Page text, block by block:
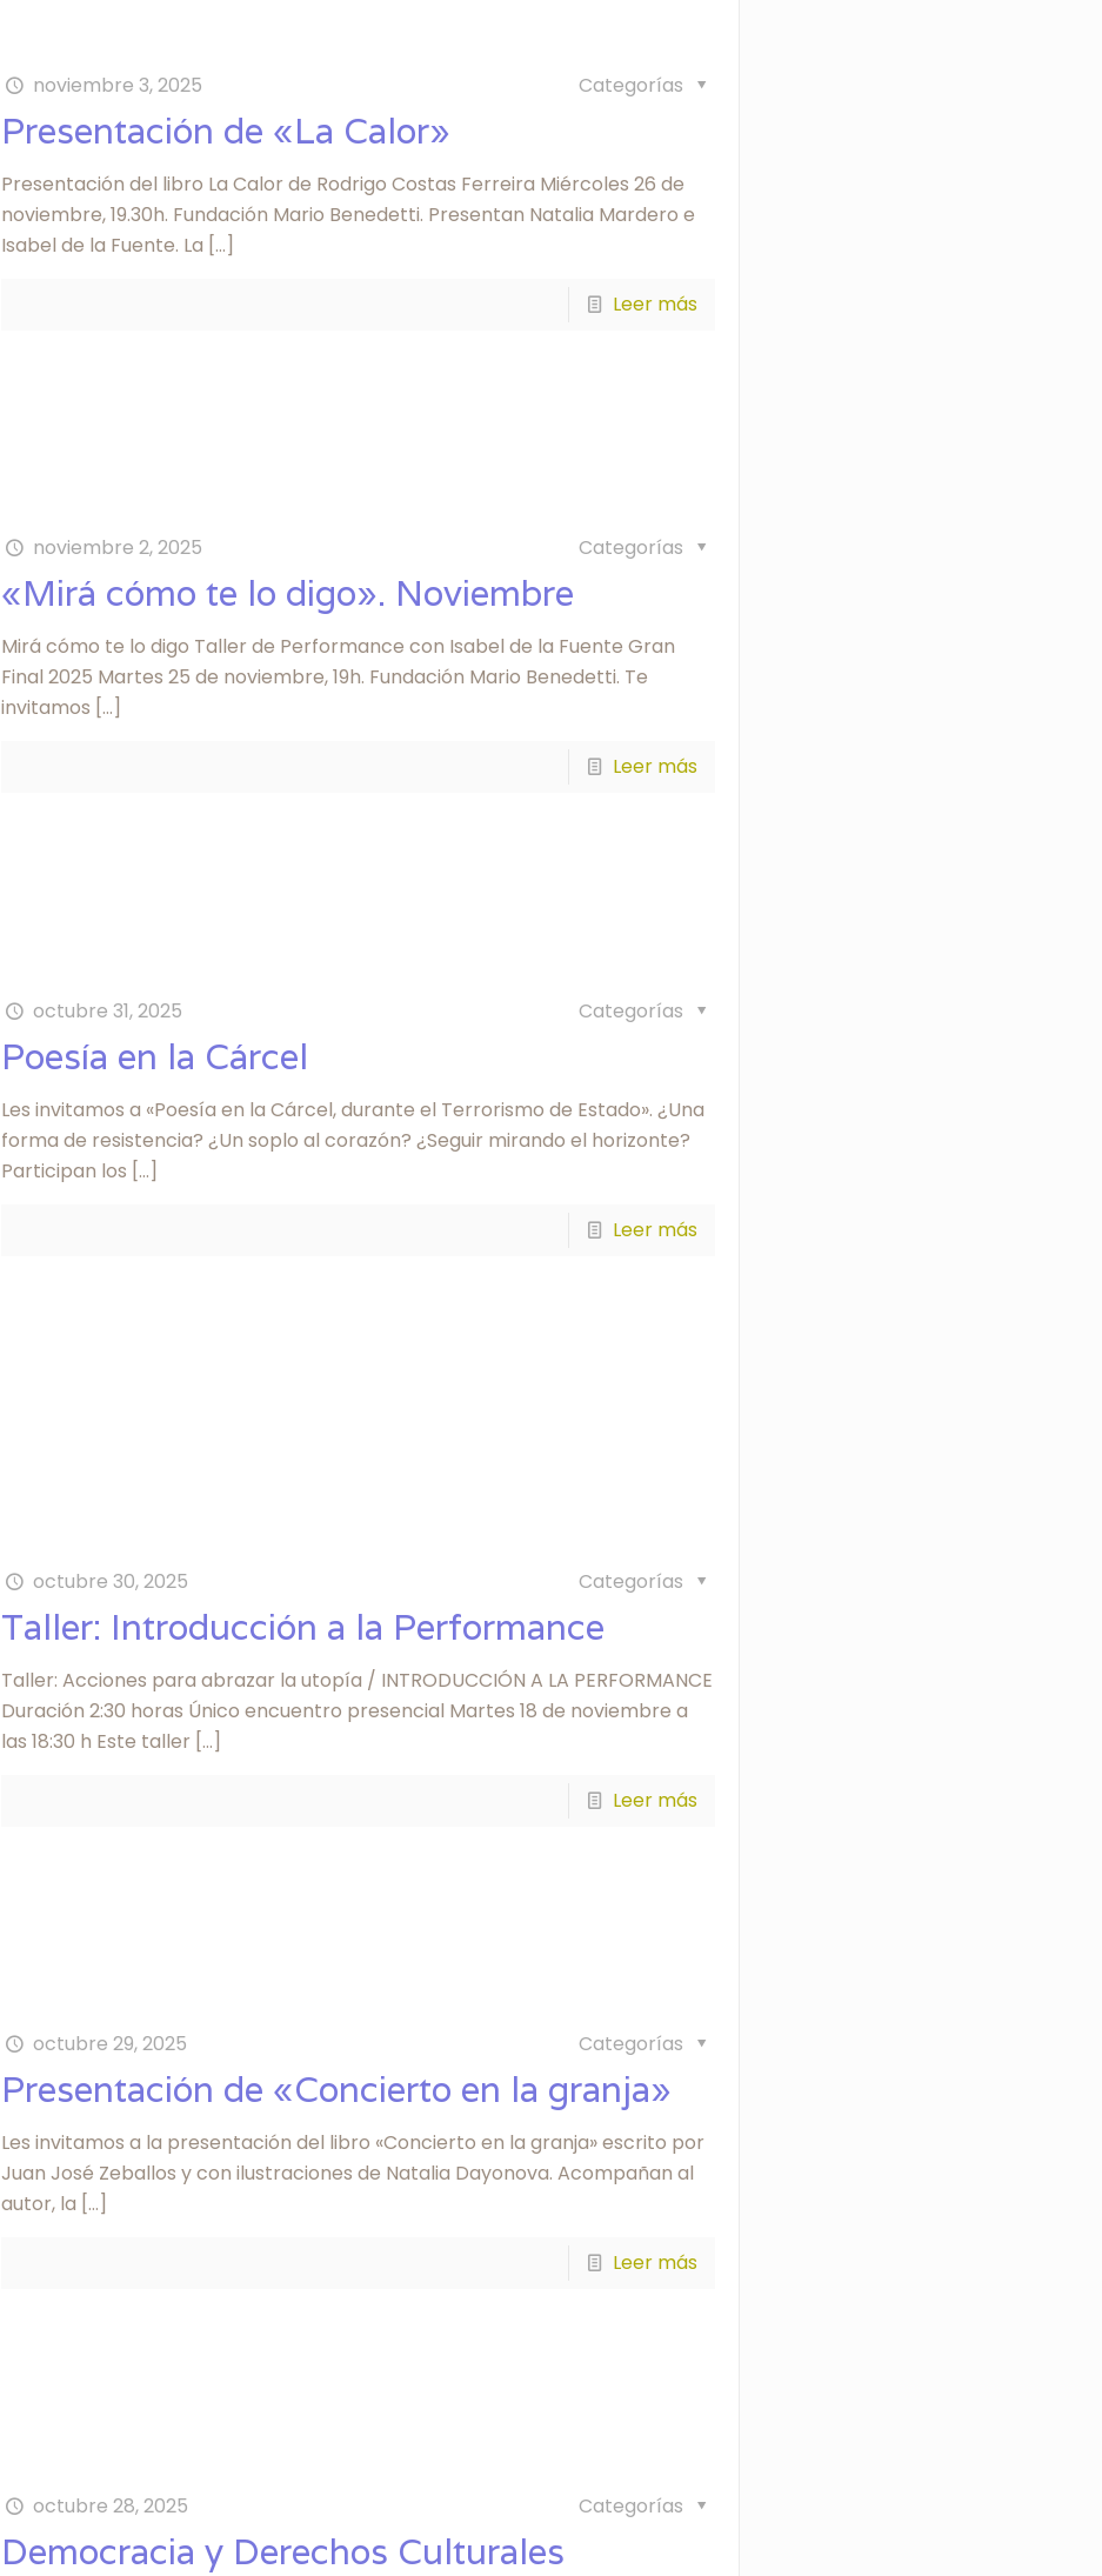
noviembre 3, 2025 Categorías
Presentación de «La Calor»
Presentación del libro La Calor de Rodrigo Costas Ferreira Miércoles 26 de
noviembre, 19.30h. Fundación Mario Benedetti. Presentan Natalia Mardero e
Isabel de la Fuente. La […]
Leer más
noviembre 2, 2025 Categorías
«Mirá cómo te lo digo». Noviembre
Mirá cómo te lo digo Taller de Performance con Isabel de la Fuente Gran
Final 2025 Martes 25 de noviembre, 19h. Fundación Mario Benedetti. Te
invitamos […]
Leer más
octubre 31, 2025 Categorías
Poesía en la Cárcel
Les invitamos a «Poesía en la Cárcel, durante el Terrorismo de Estado». ¿Una
forma de resistencia? ¿Un soplo al corazón? ¿Seguir mirando el horizonte?
Participan los […]
Leer más
octubre 30, 2025 Categorías
Taller: Introducción a la Performance
Taller: Acciones para abrazar la utopía / INTRODUCCIÓN A LA PERFORMANCE
Duración 2:30 horas Único encuentro presencial Martes 18 de noviembre a
las 18:30 h Este taller […]
Leer más
octubre 29, 2025 Categorías
Presentación de «Concierto en la granja»
Les invitamos a la presentación del libro «Concierto en la granja» escrito por
Juan José Zeballos y con ilustraciones de Natalia Dayonova. Acompañan al
autor, la […]
Leer más
octubre 28, 2025 Categorías
Democracia y Derechos Culturales